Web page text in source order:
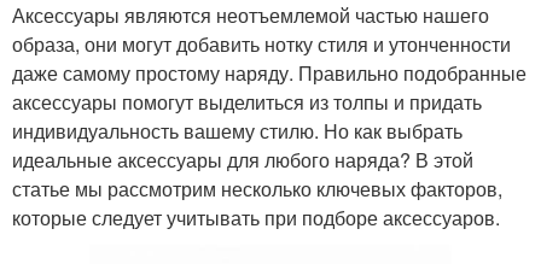
Аксессуары являются неотъемлемой частью нашего
образа, они могут добавить нотку стиля и утонченности
даже самому простому наряду. Правильно подобранные
аксессуары помогут выделиться из толпы и придать
индивидуальность вашему стилю. Но как выбрать
идеальные аксессуары для любого наряда? В этой
статье мы рассмотрим несколько ключевых факторов,
которые следует учитывать при подборе аксессуаров.